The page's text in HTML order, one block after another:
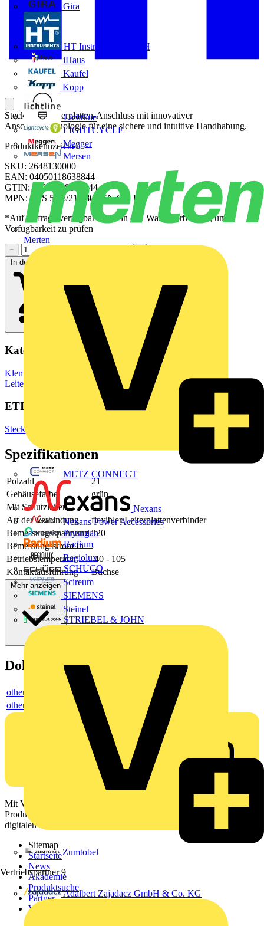
Gira
HT Instruments GmbH
iHaus
Kaufel
Kopp
Lichtline
LIGHTCYCLE
Megger
Mersen
Merten
METZ CONNECT
Nexans
Nexans Power Accessories
Prysmian
Radium
Regiolux
SCHÜCO
Scireum
SIEMENS
Steinel
STRIEBEL & JOHN
Zumtobel
Vertriebspartner 9
Adalbert Zajadacz GmbH & Co. KG
Steckbarer Leiterplatten-Anschluss mit innovativer
Anschlusstechnologie für eine sichere und intuitive Handhabung.
Produktkennzeichen
SKU: 2648130000
EAN: 04050118638844
GTIN: 04050118638844
MPN: CPS 5.08/21/180F SN GN BX
*Auf Anfrage verfügbar - bitte in den Warenkorb legen, um
Verfügbarkeit zu prüfen
−
In den Warenkorb
Kategorien
Klemmen, Steckverbinder & Verbindungselemente
Leiterplattensteckverbinder
ETIM Group
Steckverbinder
Spezifikationen
Polzahl
21
Gehäusefarbe
grün
Mit Schutzleiter
-
Art der Verbindung
flexibler Leiterplattenverbinder
Bemessungsspannung 320
Bemessungsstrom In
-
Betriebstemperatur
-40 - 105
Kontaktausführung
Buchse
Mehr anzeigen
Dokumente
others
others
Mit Voltimum erhalten Elektrofachkräfte Zugang zu Branchennews,
Produktinformationen, Schulungen und Tools – alles auf einer
digitalen Plattform und Community.
Sitemap
Startseite
News
Akademie
Produktsuche
Partner
Voltimum+